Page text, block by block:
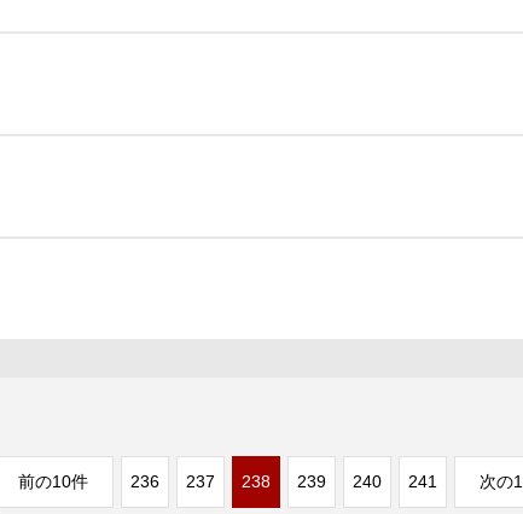
前の10件 236 237 238 239 240 241 次の